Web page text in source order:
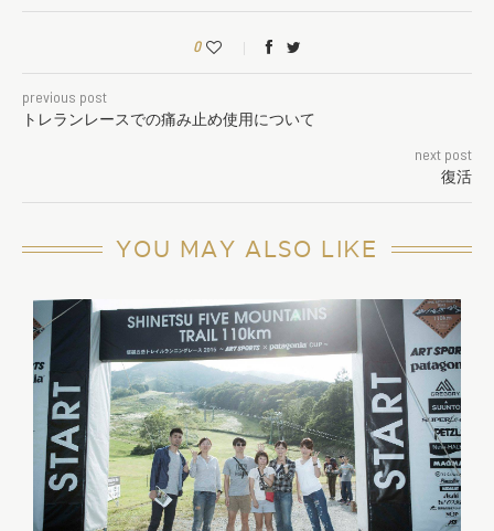
0
previous post
トレランレースでの痛み止め使用について
next post
復活
YOU MAY ALSO LIKE